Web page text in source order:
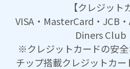
【クレジット
VISA・MasterCard・JCB
Diners Club
※クレジットカードの安
チップ搭載クレジットカ